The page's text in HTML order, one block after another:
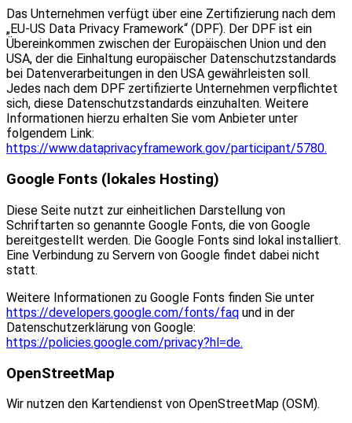
Das Unternehmen verfügt über eine Zertifizierung nach dem
„EU-US Data Privacy Framework“ (DPF). Der DPF ist ein
Übereinkommen zwischen der Europäischen Union und den
USA, der die Einhaltung europäischer Datenschutzstandards
bei Datenverarbeitungen in den USA gewährleisten soll.
Jedes nach dem DPF zertifizierte Unternehmen verpflichtet
sich, diese Datenschutzstandards einzuhalten. Weitere
Informationen hierzu erhalten Sie vom Anbieter unter
folgendem Link:
https://www.dataprivacyframework.gov/participant/5780.
Google Fonts (lokales Hosting)
Diese Seite nutzt zur einheitlichen Darstellung von
Schriftarten so genannte Google Fonts, die von Google
bereitgestellt werden. Die Google Fonts sind lokal installiert.
Eine Verbindung zu Servern von Google findet dabei nicht
statt.
Weitere Informationen zu Google Fonts finden Sie unter
https://developers.google.com/fonts/faq und in der
Datenschutzerklärung von Google:
https://policies.google.com/privacy?hl=de.
OpenStreetMap
Wir nutzen den Kartendienst von OpenStreetMap (OSM).